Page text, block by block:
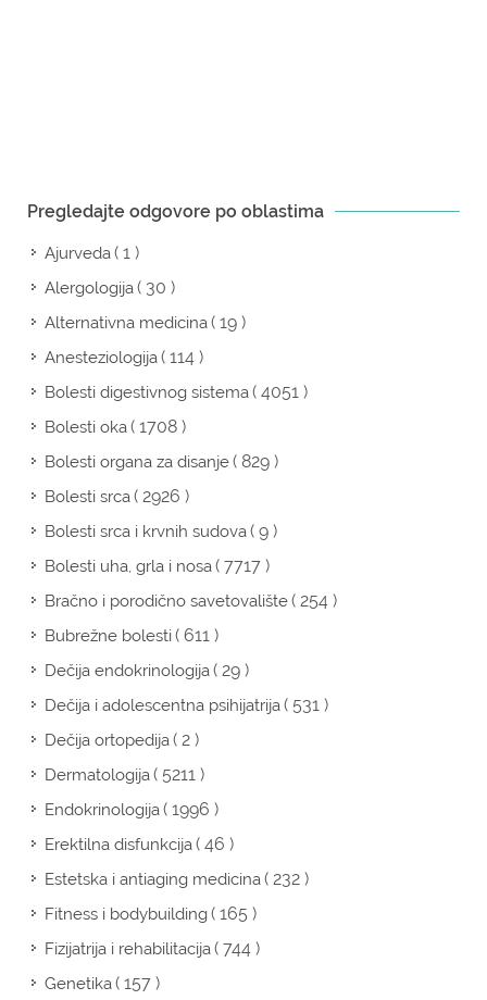
Pregledajte odgovore po oblastima
Ajurveda( 1 )
Alergologija( 30 )
Alternativna medicina( 19 )
Anesteziologija( 114 )
Bolesti digestivnog sistema( 4051 )
Bolesti oka( 1708 )
Bolesti organa za disanje( 829 )
Bolesti srca( 2926 )
Bolesti srca i krvnih sudova( 9 )
Bolesti uha, grla i nosa( 7717 )
Bračno i porodično savetovalište( 254 )
Bubrežne bolesti( 611 )
Dečija endokrinologija( 29 )
Dečija i adolescentna psihijatrija( 531 )
Dečija ortopedija( 2 )
Dermatologija( 5211 )
Endokrinologija( 1996 )
Erektilna disfunkcija( 46 )
Estetska i antiaging medicina( 232 )
Fitness i bodybuilding( 165 )
Fizijatrija i rehabilitacija( 744 )
Genetika( 157 )